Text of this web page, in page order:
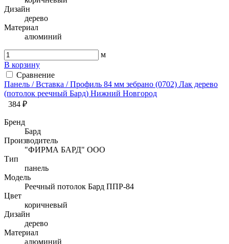
Дизайн
дерево
Материал
алюминий
м
В корзину
Сравнение
Панель / Вставка / Профиль 84 мм зебрано (0702) Лак дерево
(потолок реечный Бард) Нижний Новгород
384 ₽
Бренд
Бард
Производитель
"ФИРМА БАРД" ООО
Тип
панель
Модель
Реечный потолок Бард ППР-84
Цвет
коричневый
Дизайн
дерево
Материал
алюминий